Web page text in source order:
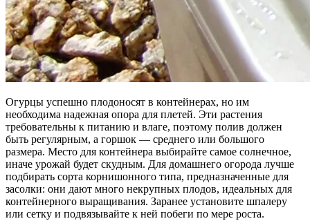
Огурцы успешно плодоносят в контейнерах, но им
необходима надежная опора для плетей. Эти растения
требовательны к питанию и влаге, поэтому полив должен
быть регулярным, а горшок — среднего или большого
размера. Место для контейнера выбирайте самое солнечное,
иначе урожай будет скудным. Для домашнего огорода лучше
подбирать сорта корнишонного типа, предназначенные для
засолки: они дают много некрупных плодов, идеальных для
контейнерного выращивания. Заранее установите шпалеру
или сетку и подвязывайте к ней побеги по мере роста.